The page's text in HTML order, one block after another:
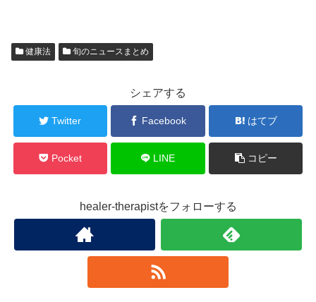
健康法 旬のニュースまとめ
シェアする
Twitter Facebook はてブ
Pocket LINE コピー
healer-therapistをフォローする